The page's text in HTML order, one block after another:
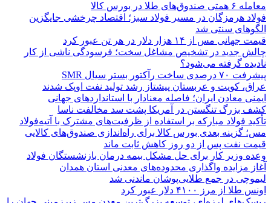
معامله ۶ همتی صندوق‌های طلا در بورس کالا
فولاد هرمزگان در مسیر فولاد سبز؛ اقتصاد چرخشی جایگزین
الگوهای سنتی شد
قیمت جهانی مس از ۱۴ هزار دلار در هر تن عبور کرد
چالش جدید در تشخیص مشاغل سخت؛ فرسودگی ناشی از کار
نادیده گرفته می‌شود؟
پیشرفت ۷۰ درصدی ساخت رآکتور بستر سیال SMR
عراق، کویت و عربستان پیشتاز رشد تولید نفت اوپک شدند
ایمنی معادن ایران؛ فاصله معنادار با استانداردهای جهانی
کشف بزرگ تنگستن در آمریکا پشت سد مخالفت ناسا
تأکید فولاد مبارکه بر استفاده از ظرفیت‌های مشترک با آتیه‌فولاد
مس؛ گزینه بعدی بورس کالا برای راه‌اندازی صندوق‌های کالایی
قیمت نفت پس از دو روز کاهش ثابت ماند
وعده وزیر کار برای حل مشکل بیمه درمان بازنشستگان فولاد
آغاز مزایده واگذاری محدوده‌های معدنی استان همدان
لیموچی در جمع طلایی‌پوشان ماندنی شد
اونس طلا از مرز ۴۱۰۰ دلار عبور کرد